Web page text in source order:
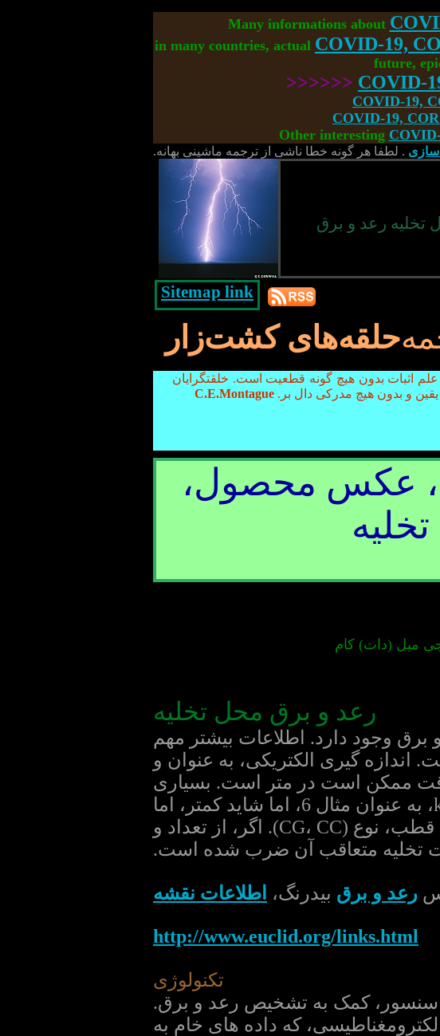
Many informations about
in many countries, actual COVID-19,
future,
COVID-
<<<<<<
COVID-19,
COVID-19,
Other interesting
سازی . لطفا هر گونه خطا ناشی از ترجمه ماشینی بهانه.
تخلیه رعد و برق
Sitemap link
حلقه‌های کشت‌زار
علم اثبات بدون هیچ گونه قطعیت است. خلقتگرایان
یقین و بدون هیچ مدرکی دال بر.
، عکس محصول،
میل (دات) کام
رعد و برق محل تخلیه
برق وجود دارد. اطلاعات بیشتر مهم
گیری الکتریکی، به عنوان و
دقت ممکن است در متر است. بسیاری
از اطلاعات دیگر در دسترس است. شدت - در kiloamperes، به عنوان مثال 6، اما شاید کمتر، اما
شاید بسیاری از همچنین - گاهی اوقات بسیار بیشتر از 250 000 قطب، نوع (CG، CC). اگر، از تعداد و
تخلیه متعاقب آن ضرب شده است.
رعد و برق بیدرنگ، اطلاعات نقشه
http://www.euclid.org/links.html
تکنولوژی
که داده های خام به